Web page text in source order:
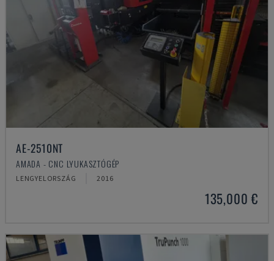
AE-2510NT
AMADA - CNC LYUKASZTÓGÉP
LENGYELORSZÁG 2016
135,000 €